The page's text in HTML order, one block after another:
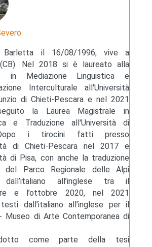
il 16/08/1996, vive a
Nel 2018 si è laureato alla
in Mediazione Linguistica e
Interculturale all'Università
di Chieti-Pescara e nel 2021
la Laurea Magistrale in
e Traduzione all'Università di
i tirocini fatti presso
di Chieti-Pescara nel 2017 e
di Pisa, con anche la traduzione
Parco Regionale delle Alpi
dall’italiano all’inglese tra il
e l’ottobre 2020, nel 2021
dall’italiano all’inglese per il
Museo di Arte Contemporanea di
come parte della tesi